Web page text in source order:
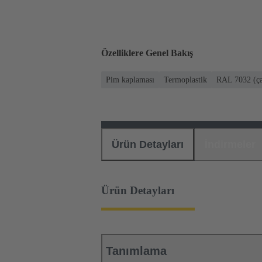
Özelliklere Genel Bakış
Pim kaplaması Termoplastik RAL 7032
Ürün Detayları
Ürün Detayları
Tanımlama